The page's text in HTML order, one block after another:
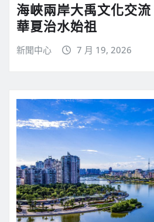
海峽兩岸大禹文化交
華夏治水始祖
新聞中心 7 月 19, 2026